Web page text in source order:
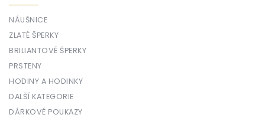
NÁUŠNICE
ZLATÉ ŠPERKY
BRILIANTOVÉ ŠPERKY
PRSTENY
HODINY A HODINKY
DALŠÍ KATEGORIE
DÁRKOVÉ POUKAZY